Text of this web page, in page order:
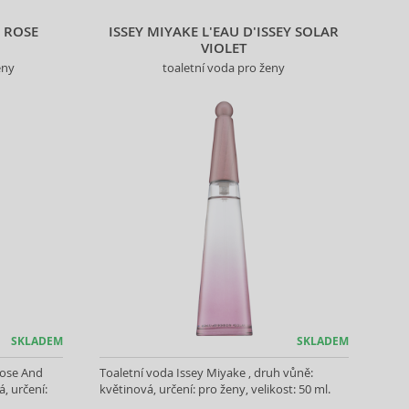
SKLADEM
And
určení:
ISSEY MIYAKE L'EAU D'ISSEY SOLAR
VIOLET
toaletní voda pro ženy
SKLADEM
Toaletní voda Issey Miyake , druh vůně:
květinová, určení: pro ženy, velikost: 50 ml.